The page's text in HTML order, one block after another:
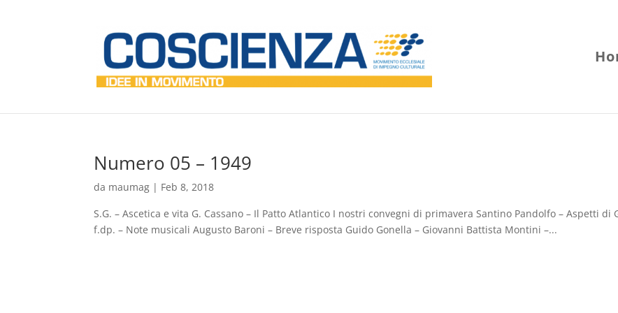
Numero 05 – 1949
da maumag | Feb 8, 2018
S.G. – Ascetica e vita G. Cassano – Il Patto Atlantico I nostri convegni di primavera Santino Pandolfo – Aspetti di
f.dp. – Note musicali Augusto Baroni – Breve risposta Guido Gonella – Giovanni Battista Montini –...